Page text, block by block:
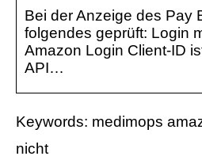
Bei der Anzeige des Pay
folgendes geprüft: Login
Amazon Login Client-ID
API…
Keywords: medimops
nicht